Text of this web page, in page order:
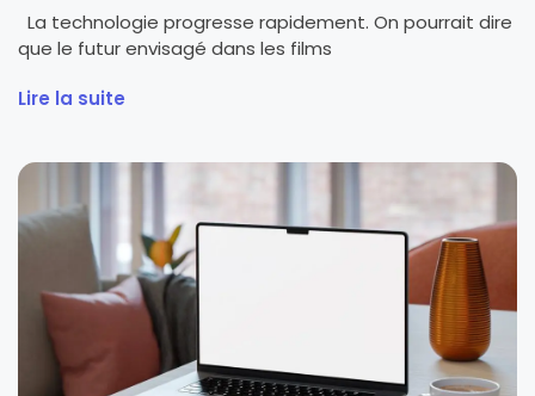
La technologie progresse rapidement. On pourrait dire
que le futur envisagé dans les films
Lire la suite